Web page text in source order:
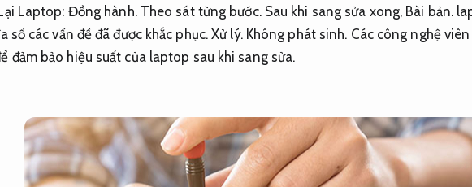
Laptop: Đồng hành. Theo sát từng bước.Sau khi sang sửa xong, Bài bản.
số các vấn đề đã được khắc phục.Xử lý. Không phát sinh. Các công nghệ
đảm bảo hiệu suất của laptop sau khi sang sửa.